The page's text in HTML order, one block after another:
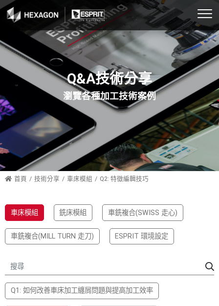
Q&A技術分享
瀏覽各種加工技術案例
首頁 技術分享 車床模組 Q2: 特徵編輯技巧
車床模組 銑床模組 車銑複合(SWISS 走心)
車銑複合(MILL TURN 走刀) ESPRIT 環境設定
Q1: 如何改善車床加工纏屑問題與提高加工效率
ESPRIT 簡介
高速擺線車削
高速擺線銑削
銑床2-5軸
2.5軸
4軸
3軸
走刀車銑複合
MillTurn 走刀車銑
C+Y+B+五軸曲面
走心車銑複合
SwissTurn 走心車銑
C+Y+B+五軸曲面
機上量測
金屬積層成型
KBM的好處
行業區分
汽車與運輸
消費產品
國防與軍事
電子產品
能源與電力
工業機械
工具機
醫療與牙科
模具製造
合作夥伴
教育訓練
教育培訓
鉅偉公司培訓
學術與職訓單位
工業4.0
車床模組
銑床模組
車銑複合(SWISS 走心)
車銑複合(MILL TURN 走刀)
ESPRIT 環境設定
國內機械展會
國內成功案例分享
原廠成功案例分享
政府職訓課程公告
ESPRIT CAM 遠距直播公告